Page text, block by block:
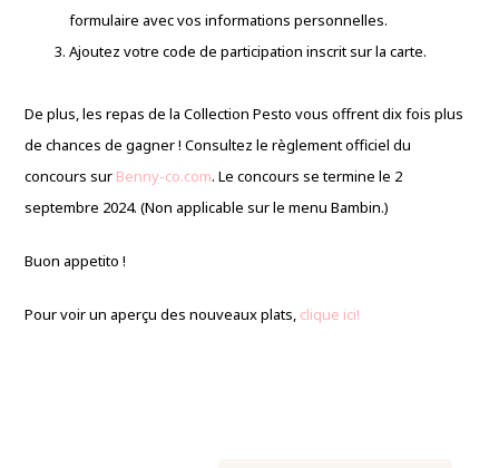
formulaire avec vos informations personnelles.
Ajoutez votre code de participation inscrit sur la carte.
De plus, les repas de la Collection Pesto vous offrent dix fois plus
de chances de gagner ! Consultez le règlement officiel du
concours sur Benny-co.com. Le concours se termine le 2
septembre 2024. (Non applicable sur le menu Bambin.)
Buon appetito !
Pour voir un aperçu des nouveaux plats, clique ici!